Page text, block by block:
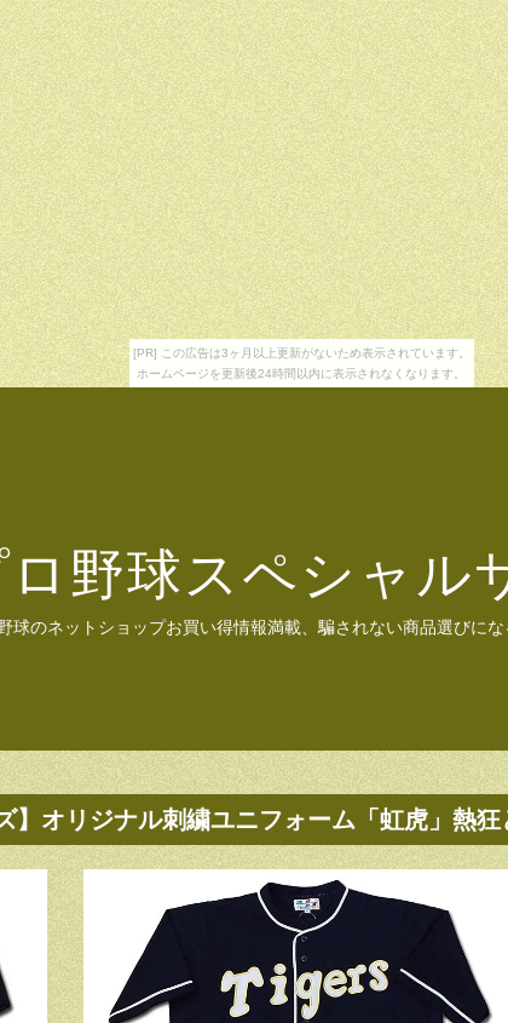
[PR] この広告は3ヶ月以上更新がないため表示されています。
ホームページを更新後24時間以内に表示されなくなります。
ロ野球スペシャル
球のネットショップお買い得情報満載、騙されない商品選びに
】オリジナル刺繍ユニフォーム「虹虎」熱